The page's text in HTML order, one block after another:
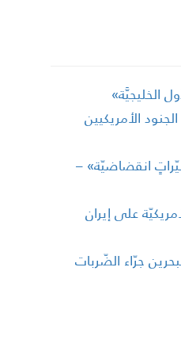
الخليجيَّة»
الأمريكيين
انقضاضيّة» –
على إيران
جرّاء الضّربات